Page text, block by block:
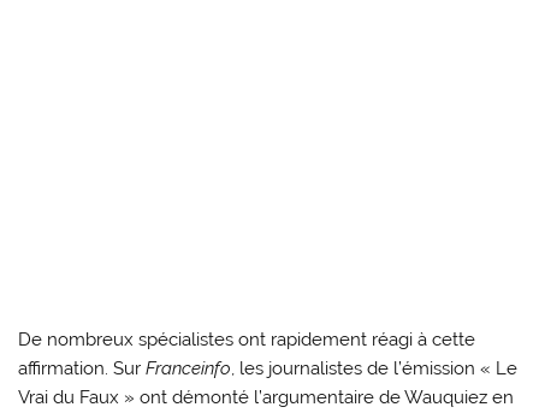
De nombreux spécialistes ont rapidement réagi à cette
affirmation. SurFranceinfo , les journalistes de l’émission « Le
Vrai du Faux » ont démonté l’argumentaire de Wauquiez en